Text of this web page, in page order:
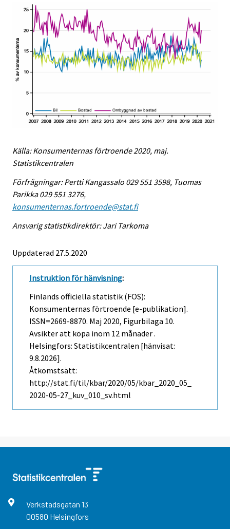
Källa: Konsumenternas förtroende 2020, maj.
Statistikcentralen
Förfrågningar: Pertti Kangassalo 029 551 3598, Tuomas
Parikka 029 551 3276,
konsumenternas.fortroende@stat.fi
Ansvarig statistikdirektör: Jari Tarkoma
Uppdaterad 27.5.2020
Instruktion för hänvisning:
Finlands officiella statistik (FOS):
Konsumenternas förtroende [e-publikation].
ISSN=2669-8870. Maj 2020, Figurbilaga 10.
Avsikter att köpa inom 12 månader .
Helsingfors: Statistikcentralen [hänvisat:
9.8.2026].
Åtkomstsätt:
http://stat.fi/til/kbar/2020/05/kbar_2020_05_
2020-05-27_kuv_010_sv.html
Verkstadsgatan 13
00580 Helsingfors